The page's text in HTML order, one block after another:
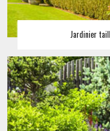
Jardinier